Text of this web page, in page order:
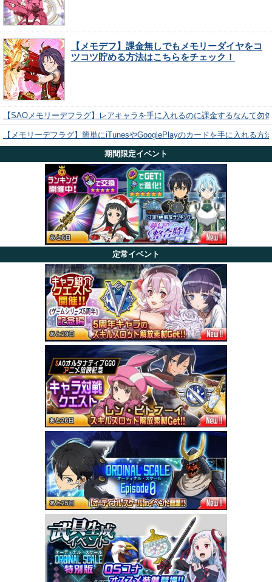
【メモデフ】課金無しでもメモリーダイヤをコ
ツコツ貯める方法はこちらをチェック！
【SAOメモリーデフラグ】レアキャラを手に入れるのに課金するなんて勿
【メモリーデフラグ】簡単にiTunesやGooglePlayのカードを手に入れる方
期間限定イベント
定常イベント